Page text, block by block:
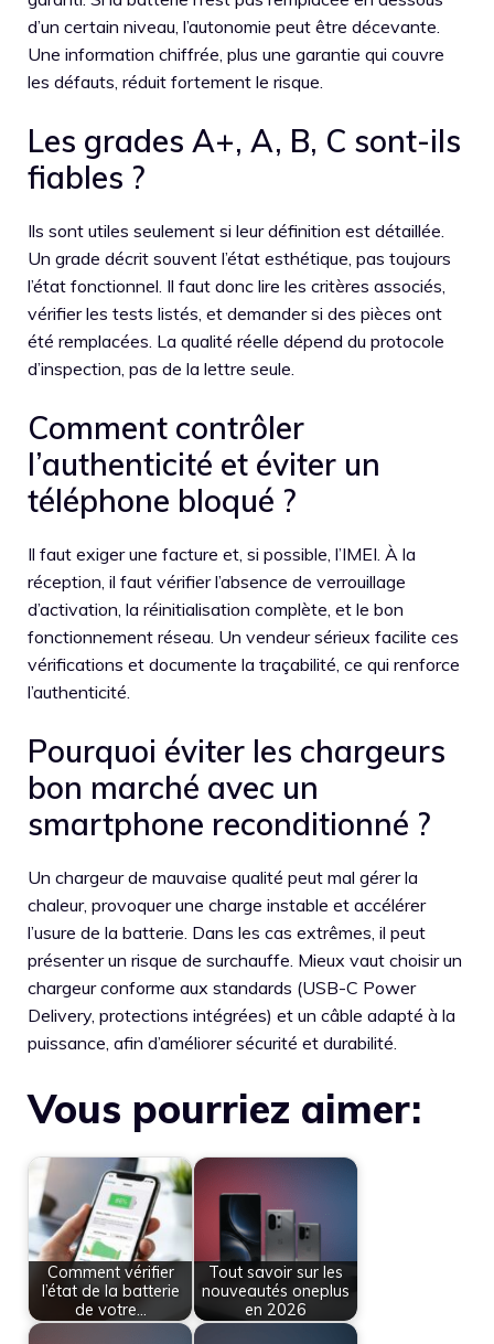
d’un certain niveau, l’autonomie peut être décevante.
Une information chiffrée, plus une garantie qui couvre
les défauts, réduit fortement le risque.
Les grades A+, A, B, C sont-ils
fiables ?
Ils sont utiles seulement si leur définition est détaillée.
Un grade décrit souvent l’état esthétique, pas toujours
l’état fonctionnel. Il faut donc lire les critères associés,
vérifier les tests listés, et demander si des pièces ont
été remplacées. La qualité réelle dépend du protocole
d’inspection, pas de la lettre seule.
Comment contrôler
l’authenticité et éviter un
téléphone bloqué ?
Il faut exiger une facture et, si possible, l’IMEI. À la
réception, il faut vérifier l’absence de verrouillage
d’activation, la réinitialisation complète, et le bon
fonctionnement réseau. Un vendeur sérieux facilite ces
vérifications et documente la traçabilité, ce qui renforce
l’authenticité.
Pourquoi éviter les chargeurs
bon marché avec un
smartphone reconditionné ?
Un chargeur de mauvaise qualité peut mal gérer la
chaleur, provoquer une charge instable et accélérer
l’usure de la batterie. Dans les cas extrêmes, il peut
présenter un risque de surchauffe. Mieux vaut choisir un
chargeur conforme aux standards (USB-C Power
Delivery, protections intégrées) et un câble adapté à la
puissance, afin d’améliorer sécurité et durabilité.
Vous pourriez aimer:
Comment vérifier
l’état de la batterie
de votre…
Tout savoir sur les
nouveautés oneplus
en 2026